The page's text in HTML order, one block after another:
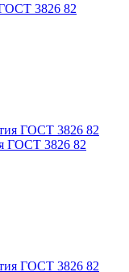
3826 82
ГОСТ 3826 82